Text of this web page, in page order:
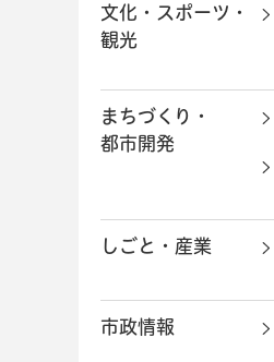
文化・スポーツ・
観光
まちづくり・
都市開発
しごと・産業
市政情報